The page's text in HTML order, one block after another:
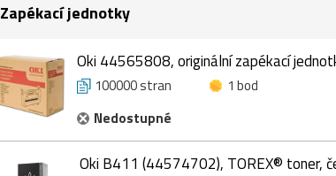
Zapékací jednotky
Oki 44565808, originální zapékací
100000 stran
1 bod
Nedostupné
Oki B411 (44574702), TOREX® toner,